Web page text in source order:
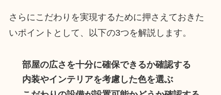
さらにこだわりを実現するために押さえておきた
いポイントとして、以下の3つを解説します。
部屋の広さを十分に確保できるか確認する
内装やインテリアを考慮した色を選ぶ